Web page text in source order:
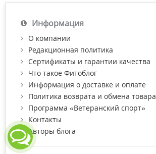
Информация
О компании
Редакционная политика
Сертификаты и гарантии качества
Что такое Фитоблог
Информация о доставке и оплате
Политика возврата и обмена товара
Программа «Ветеранский спорт»
Контакты
Авторы блога